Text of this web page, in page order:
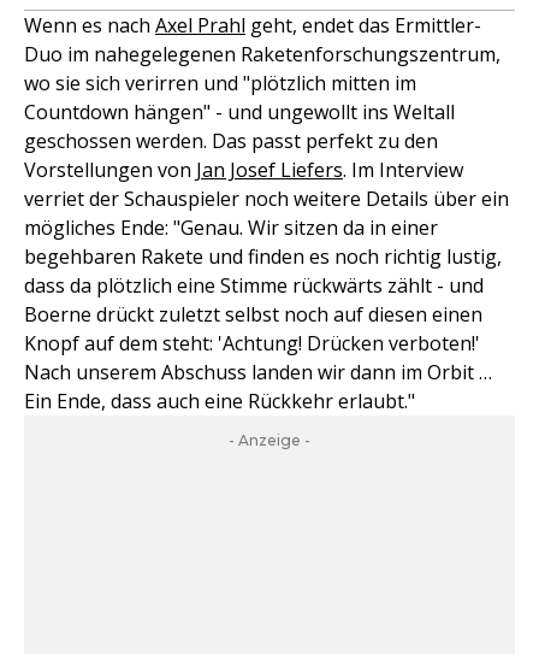
Wenn es nach Axel Prahl geht, endet das Ermittler-
Duo im nahegelegenen Raketenforschungszentrum,
wo sie sich verirren und "plötzlich mitten im
Countdown hängen" - und ungewollt ins Weltall
geschossen werden. Das passt perfekt zu den
Vorstellungen von Jan Josef Liefers. Im Interview
verriet der Schauspieler noch weitere Details über ein
mögliches Ende: "Genau. Wir sitzen da in einer
begehbaren Rakete und finden es noch richtig lustig,
dass da plötzlich eine Stimme rückwärts zählt - und
Boerne drückt zuletzt selbst noch auf diesen einen
Knopf auf dem steht: 'Achtung! Drücken verboten!'
Nach unserem Abschuss landen wir dann im Orbit …
Ein Ende, dass auch eine Rückkehr erlaubt."
- Anzeige -